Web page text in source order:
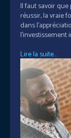
Il faut savoir
réussir, la vraie
dans
l'investissement
Lire la suite...